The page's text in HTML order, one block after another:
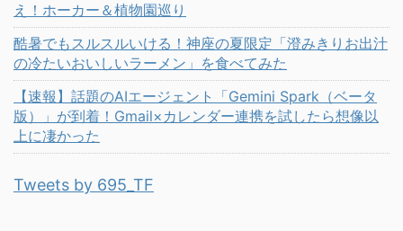
え！ホーカー＆植物園巡り
酷暑でもスルスルいける！神座の夏限定「澄みきりお出汁
の冷たいおいしいラーメン」を食べてみた
【速報】話題のAIエージェント「Gemini Spark（ベータ
版）」が到着！Gmail×カレンダー連携を試したら想像以
上に凄かった
Tweets by 695_TF